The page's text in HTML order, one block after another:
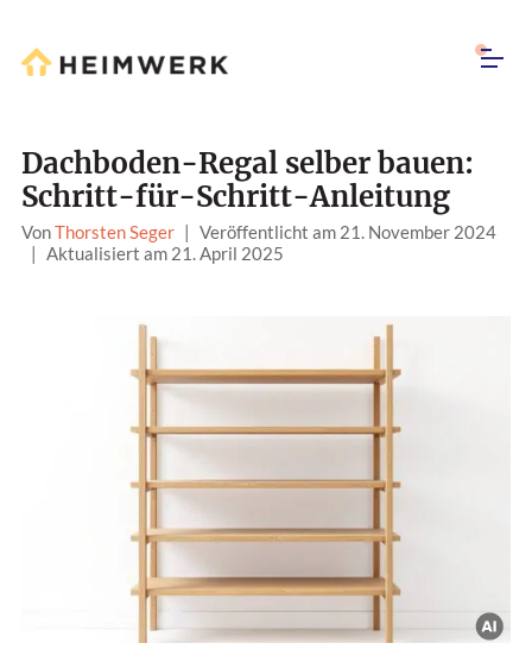
Dachboden-Regal selber bauen:
Schritt-für-Schritt-Anleitung
VonThorsten Seger | Veröffentlicht am 21. November 2024
| Aktualisiert am 21. April 2025